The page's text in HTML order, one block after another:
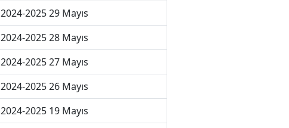
2024-2025 29 Mayıs
2024-2025 28 Mayıs
2024-2025 27 Mayıs
2024-2025 26 Mayıs
2024-2025 19 Mayıs